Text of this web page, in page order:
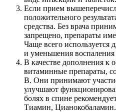
Если прием
положительного
средства. Без врача
запрещено, препараты
Чаще всего используется
и уменьшения
В качестве дополнения к
витаминные препараты,
В. Они принимают
улучшают
болях в спине
Тиамин, Цианокобаламин.